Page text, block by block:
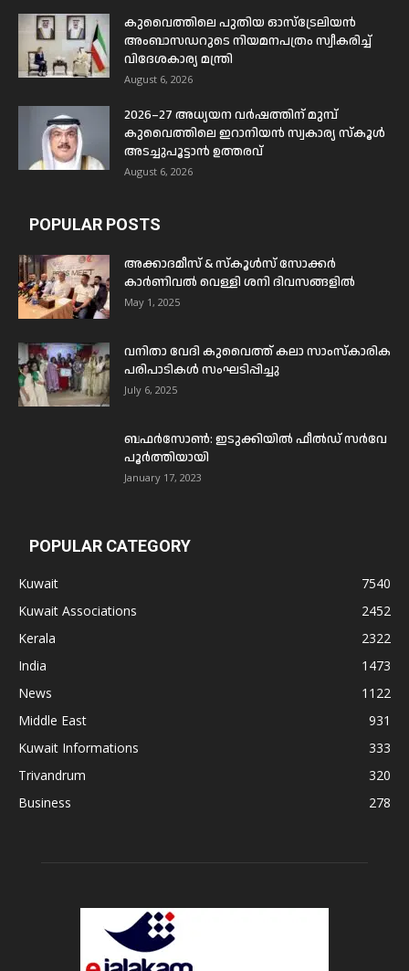
കുവൈത്തിലെ പുതിയ ഓസ്ട്രേലിയൻ
അംബാസഡറുടെ നിയമനപത്രം സ്വീകരിച്ച്
വിദേശകാര്യ മന്ത്രി
August 6, 2026
2026–27 അധ്യയന വർഷത്തിന് മുമ്പ്
കുവൈത്തിലെ ഇറാനിയൻ സ്വകാര്യ സ്കൂൾ
അടച്ചുപൂട്ടാൻ ഉത്തരവ്
August 6, 2026
POPULAR POSTS
അക്കാദമീസ് & സ്കൂൾസ് സോക്കർ
കാർണിവൽ വെള്ളി ശനി ദിവസങ്ങളിൽ
May 1, 2025
വനിതാ വേദി കുവൈത്ത് കലാ സാംസ്കാരിക
പരിപാടികൾ സംഘടിപ്പിച്ചു
July 6, 2025
ബഫര്‍സോണ്‍: ഇടുക്കിയില്‍ ഫീല്‍ഡ് സര്‍വേ
പൂര്‍ത്തിയായി
January 17, 2023
POPULAR CATEGORY
Kuwait
7540
Kuwait Associations
2452
Kerala
2322
India
1473
News
1122
Middle East
931
Kuwait Informations
333
Trivandrum
320
Business
278